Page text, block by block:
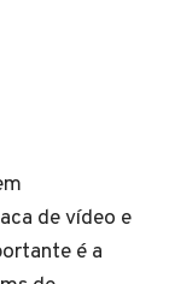
de vídeo e
é a